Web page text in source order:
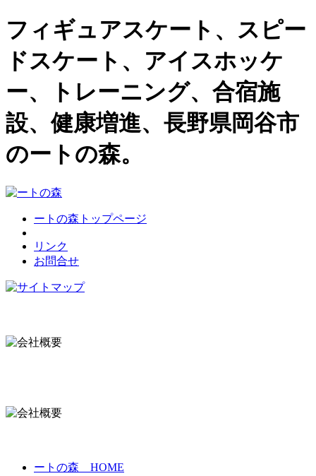
フィギュアスケート、スピー
ドスケート、アイスホッケ
ー、トレーニング、合宿施
設、健康増進、長野県岡谷市
のートの森。
ートの森トップページ
リンク
お問合せ
ートの森 HOME